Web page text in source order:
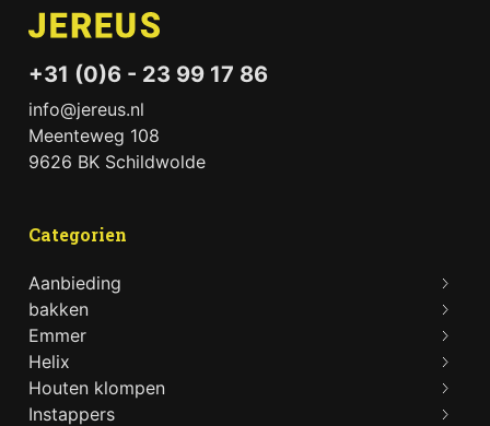
+31 (0)6 - 23 99 17 86
info@jereus.nl
Meenteweg 108
9626 BK Schildwolde
Categorien
Aanbieding
bakken
Emmer
Helix
Houten klompen
Instappers